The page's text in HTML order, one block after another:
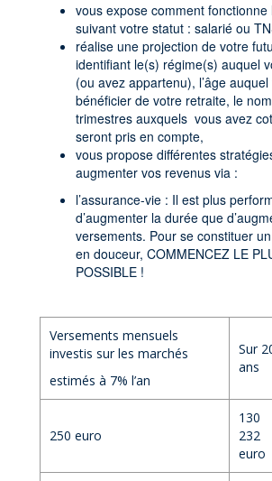
vous expose comment fonctionne
suivant votre statut : salarié ou
réalise une projection de votre
identifiant le(s) régime(s) auquel
(ou avez appartenu), l’âge
bénéficier de votre retraite, le
trimestres auxquels vous avez
seront pris en compte,
vous propose différentes
augmenter vos revenus via :
l’assurance-vie : Il est plus
d’augmenter la durée que
versements. Pour se constituer
en douceur, COMMENCEZ LE
POSSIBLE !
Versements mensuels
investis sur les marchés
estimés à 7% l’an
Sur
ans
250 euro
130
232
euro